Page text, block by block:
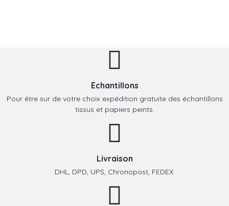
Echantillons
Pour être sur de votre choix expédition gratuite des échantillons
tissus et papiers peints.
Livraison
DHL, DPD, UPS, Chronopost, FEDEX.